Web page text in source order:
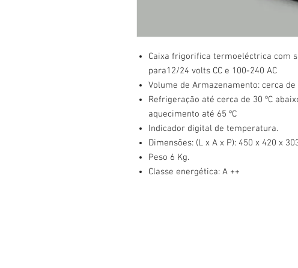
Caixa frigorifica termoeléctrica com
para12/24 volts CC e 100-240 AC
Volume de Armazenamento: cerca
Refrigeração até cerca de 30 ºC
aquecimento até 65 ºC
Indicador digital de temperatura.
Dimensões: (L x A x P): 450 x 420 x
Peso 6 Kg.
Classe energética: A ++